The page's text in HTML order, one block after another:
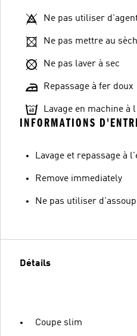
Ne pas utiliser
Ne pas mettre au
Ne pas laver à sec
Repassage à fer doux
Lavage en machine à
INFORMATIONS
Lavage et repassage à
Remove immediately
Ne pas utiliser
Détails
Coupe slim